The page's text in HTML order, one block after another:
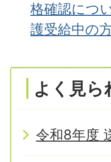
格確認につ
護受給中の
よく見ら
令和8年度